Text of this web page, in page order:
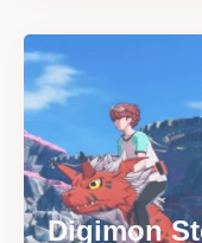
Digimon